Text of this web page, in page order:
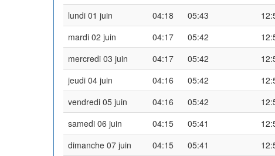
lundi 01 juin
04:18 05:43
mardi 02 juin
04:17 05:42
mercredi 03 juin
04:17 05:42
jeudi 04 juin
04:16 05:42
vendredi 05 juin
04:16 05:42
samedi 06 juin
04:15 05:41
dimanche 07 juin
04:15 05:41